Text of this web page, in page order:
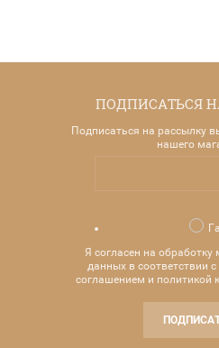
ПОДПИСАТЬСЯ
Подписаться на рассылку
нашего
Я согласен на
данных в соответствии
соглашением и политикой